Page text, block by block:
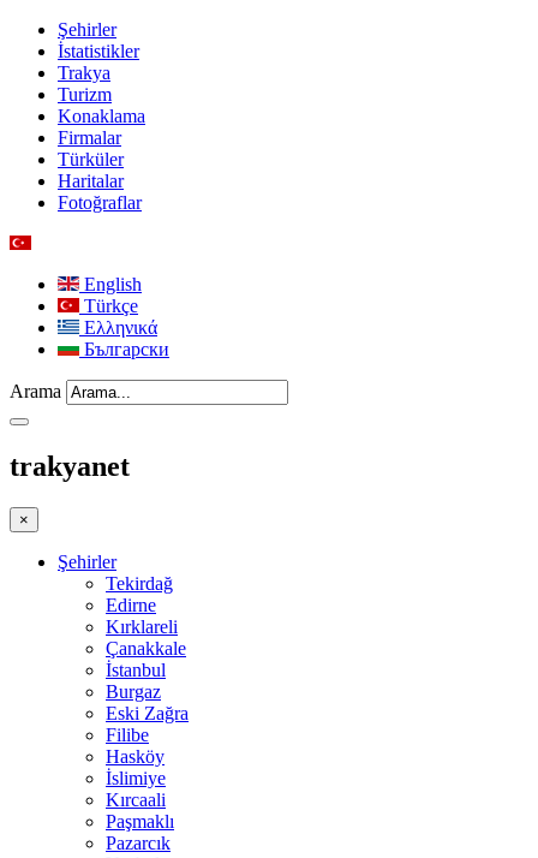
Şehirler
İstatistikler
Trakya
Turizm
Konaklama
Firmalar
Türküler
Haritalar
Fotoğraflar
English
Türkçe
Ελληνικά
Български
Arama
trakyanet
×
Şehirler
Tekirdağ
Edirne
Kırklareli
Çanakkale
İstanbul
Burgaz
Eski Zağra
Filibe
Hasköy
İslimiye
Kırcaali
Paşmaklı
Pazarcık